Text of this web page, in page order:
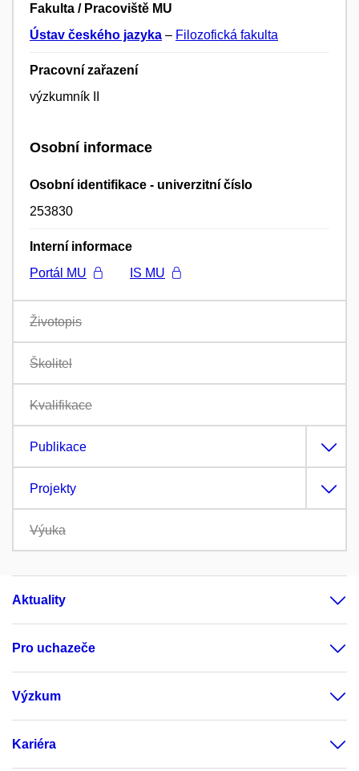
Fakulta / Pracoviště MU
Ústav českého jazyka – Filozofická fakulta
Pracovní zařazení
výzkumník II
Osobní informace
Osobní identifikace - univerzitní číslo
253830
Interní informace
Portál MU
IS MU
Životopis
Školitel
Kvalifikace
Publikace
Projekty
Výuka
Aktuality
Pro uchazeče
Výzkum
Kariéra